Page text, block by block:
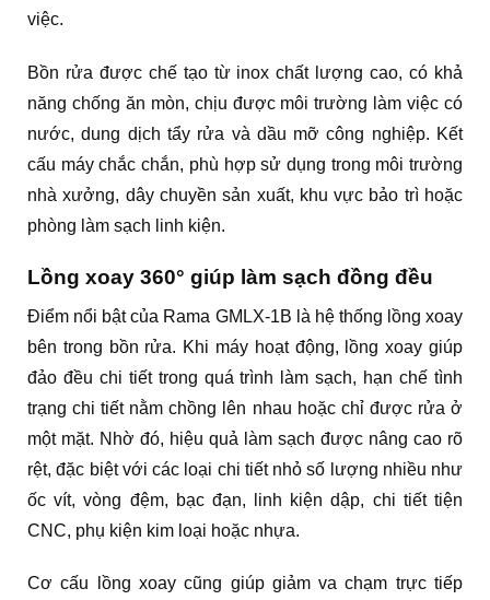
việc.
Bồn rửa được chế tạo từ inox chất lượng cao, có khả
năng chống ăn mòn, chịu được môi trường làm việc có
nước, dung dịch tẩy rửa và dầu mỡ công nghiệp. Kết
cấu máy chắc chắn, phù hợp sử dụng trong môi trường
nhà xưởng, dây chuyền sản xuất, khu vực bảo trì hoặc
phòng làm sạch linh kiện.
Lồng xoay 360° giúp làm sạch đồng đều
Điểm nổi bật của Rama GMLX-1B là hệ thống lồng xoay
bên trong bồn rửa. Khi máy hoạt động, lồng xoay giúp
đảo đều chi tiết trong quá trình làm sạch, hạn chế tình
trạng chi tiết nằm chồng lên nhau hoặc chỉ được rửa ở
một mặt. Nhờ đó, hiệu quả làm sạch được nâng cao rõ
rệt, đặc biệt với các loại chi tiết nhỏ số lượng nhiều như
ốc vít, vòng đệm, bạc đạn, linh kiện dập, chi tiết tiện
CNC, phụ kiện kim loại hoặc nhựa.
Cơ cấu lồng xoay cũng giúp giảm va chạm trực tiếp